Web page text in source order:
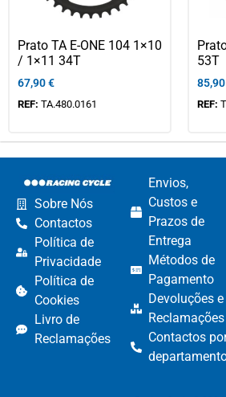
Prato TA E-ONE 104 1×10
/ 1×11 34T
67,90€
REF: TA.480.0161
53T
85,90
REF:
Sobre Nós
Contactos
Política de
Privacidade
Política de
Cookies
Livro de
Reclamações
Envios,
Custos e
Prazos de
Entrega
Métodos de
Pagamento​
Devoluções e
Reclamações​
Contactos